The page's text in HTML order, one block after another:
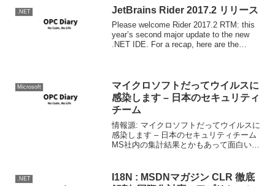
.NET JetBrains Rider 2017.2 リリース
Please welcome Rider 2017.2 RTM: this
year’s second major update to the new
.NET IDE. For a recap, here are the
Microsoft
マイクロソフトだってウイルスに
感染します – 日本のセキュリティ
チーム
情報源: マイクロソフトだってウイルスに
感染します – 日本のセキュリティチーム
MS社内の集計結果とかもあって面白いで
ます。(まあガチ勢は別)
.NET
I18N : MSDNマガジン CLR 徹底